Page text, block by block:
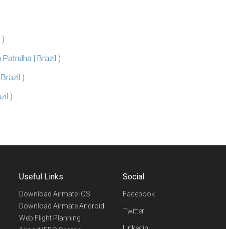
| Brazil )
)
)
Useful Links
Download Airmate iOS
Download Airmate Android
Web Flight Planning
Social
Facebook
Twitter